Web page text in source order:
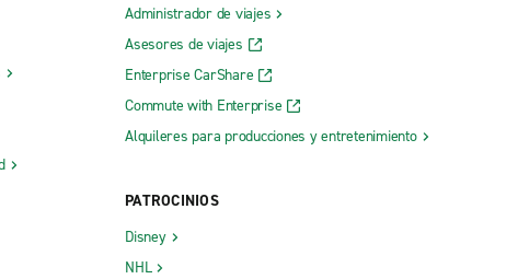
Administrador de viajes
Asesores de viajes
Enterprise CarShare
Commute with Enterprise
Alquileres para producciones y entretenimiento
PATROCINIOS
Disney
NHL